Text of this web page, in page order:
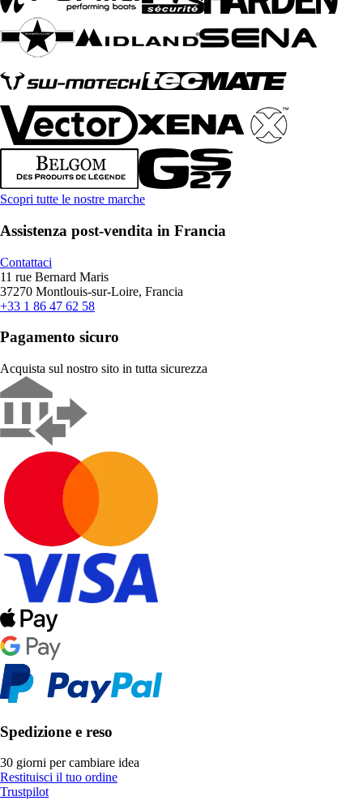
Scopri tutte le nostre marche
Assistenza post-vendita in Francia
Contattaci
11 rue Bernard Maris
37270 Montlouis-sur-Loire, Francia
+33 1 86 47 62 58
Pagamento sicuro
Acquista sul nostro sito in tutta sicurezza
Spedizione e reso
30 giorni per cambiare idea
Restituisci il tuo ordine
Trustpilot